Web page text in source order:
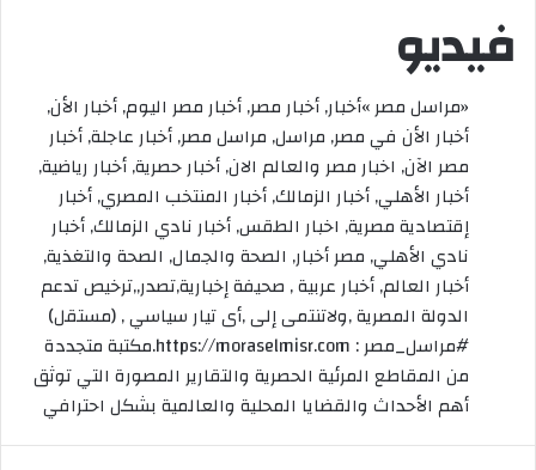
فيديو
«مراسل مصر »أخبار, أخبار مصر, أخبار مصر اليوم, أخبار الأن,
أخبار الأن في مصر, مراسل, مراسل مصر, أخبار عاجلة, أخبار
مصر الآن, اخبار مصر والعالم الان, أخبار حصرية, أخبار رياضية,
أخبار الأهلي, أخبار الزمالك, أخبار المنتخب المصري, أخبار
إقتصادية مصرية, اخبار الطقس, أخبار نادي الزمالك, أخبار
نادي الأهلي, مصر أخبار, الصحة والجمال, الصحة والتغذية,
أخبار العالم, أخبار عربية , صحيفة إخبارية,تصدر,,ترخيص تدعم
الدولة المصرية ,ولاتنتمى إلى ,أى تيار سياسي , (مستقل)
#مراسل_مصر : https://moraselmisr.com.مكتبة متجددة
من المقاطع المرئية الحصرية والتقارير المصورة التي توثق
أهم الأحداث والقضايا المحلية والعالمية بشكل احترافي